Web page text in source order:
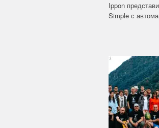
Ippon
Simple с